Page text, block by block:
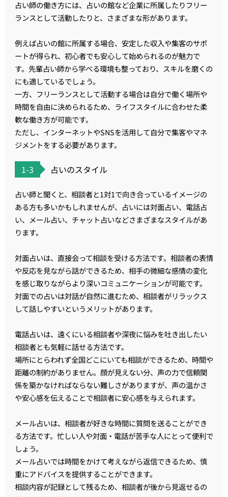
占い師の働き方には、占いの館など企業に所属したりフリー
ランスとして活動したりと、さまざまな形があります。
例えば占いの館に所属する場合、安定した収入や集客のサポ
ートが得られ、初心者でも安心して始められるのが魅力で
す。先輩占い師から学べる環境も整っており、スキルを磨くの
にも適しているでしょう。
一方、フリーランスとして活動する場合は自分で働く場所や
時間を自由に決められるため、ライフスタイルに合わせた柔
軟な働き方が可能です。
ただし、インターネットやSNSを活用して自分で集客やマネ
ジメントをする必要があります。
1-3 占いのスタイル
占い師と聞くと、相談者と1対1で向き合っているイメージの
ある方も多いかもしれませんが、占いには対面占い、電話占
い、メール占い、チャット占いなどさまざまなスタイルがあ
ります。
対面占いは、直接会って相談を受ける方法です。相談者の表情
や反応を見ながら話ができるため、相手の微細な感情の変化
を感じ取りながらより深いコミュニケーションが可能です。
対面での占いは対話が自然に進むため、相談者がリラックス
して話しやすいというメリットがあります。
電話占いは、遠くにいる相談者や深夜に悩みを吐き出したい
相談者とも気軽に話せる方法です。
場所にとらわれず全国どこにいても相談ができるため、時間や
距離の制約がありません。顔が見えない分、声の力で信頼関
係を築かなければならない難しさがありますが、声の温かさ
や安心感を伝えることで相談者に安心感を与えられます。
メール占いは、相談者が好きな時間に質問を送ることができ
る方法です。忙しい人や対面・電話が苦手な人にとって便利で
しょう。
メール占いでは時間をかけて考えながら返信できるため、慎
重にアドバイスを提供することができます。
相談内容が記録として残るため、相談者が後から見返せるの